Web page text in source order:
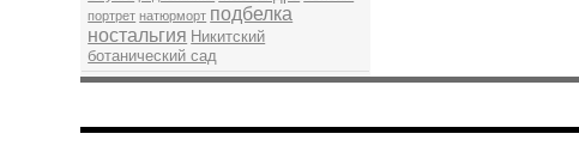
портрет натюрморт подбелка
ностальгия Никитский
ботанический сад